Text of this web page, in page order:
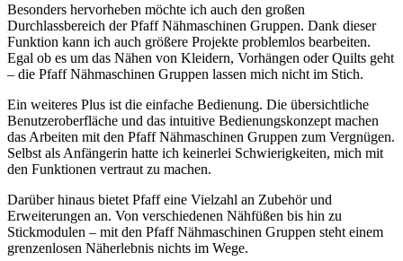
Besonders hervorheben möchte ich auch den großen
Durchlassbereich der Pfaff Nähmaschinen Gruppen. Dank dieser
Funktion kann ich auch größere Projekte problemlos bearbeiten.
Egal ob es um das Nähen von Kleidern, Vorhängen oder Quilts geht
– die Pfaff Nähmaschinen Gruppen lassen mich nicht im Stich.
Ein weiteres Plus ist die einfache Bedienung. Die übersichtliche
Benutzeroberfläche und das intuitive Bedienungskonzept machen
das Arbeiten mit den Pfaff Nähmaschinen Gruppen zum Vergnügen.
Selbst als Anfängerin hatte ich keinerlei Schwierigkeiten, mich mit
den Funktionen vertraut zu machen.
Darüber hinaus bietet Pfaff eine Vielzahl an Zubehör und
Erweiterungen an. Von verschiedenen Nähfüßen bis hin zu
Stickmodulen – mit den Pfaff Nähmaschinen Gruppen steht einem
grenzenlosen Näherlebnis nichts im Wege.